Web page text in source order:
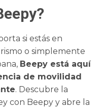
si estás en
o simplemente
Beepy está aquí
de movilidad
. Descubre la
con Beepy y abre la